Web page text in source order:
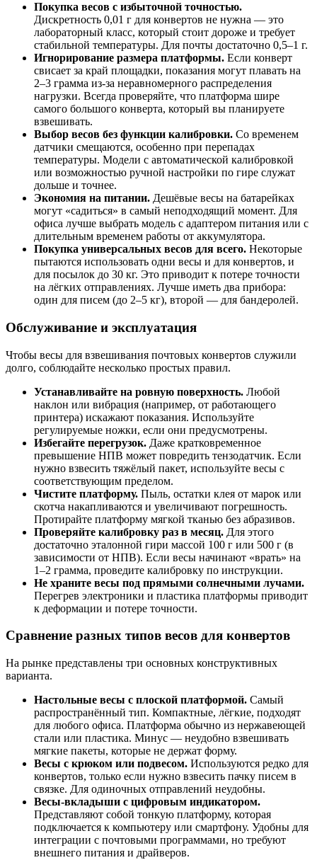
Покупка весов с избыточной точностью.
Дискретность 0,01 г для конвертов не нужна — это
лабораторный класс, который стоит дороже и требует
стабильной температуры. Для почты достаточно 0,5–1 г.
Игнорирование размера платформы. Если конверт
свисает за край площадки, показания могут плавать на
2–3 грамма из-за неравномерного распределения
нагрузки. Всегда проверяйте, что платформа шире
самого большого конверта, который вы планируете
взвешивать.
Выбор весов без функции калибровки. Со временем
датчики смещаются, особенно при перепадах
температуры. Модели с автоматической калибровкой
или возможностью ручной настройки по гире служат
дольше и точнее.
Экономия на питании. Дешёвые весы на батарейках
могут «садиться» в самый неподходящий момент. Для
офиса лучше выбрать модель с адаптером питания или с
длительным временем работы от аккумулятора.
Покупка универсальных весов для всего. Некоторые
пытаются использовать одни весы и для конвертов, и
для посылок до 30 кг. Это приводит к потере точности
на лёгких отправлениях. Лучше иметь два прибора:
один для писем (до 2–5 кг), второй — для бандеролей.
Обслуживание и эксплуатация
Чтобы весы для взвешивания почтовых конвертов служили
долго, соблюдайте несколько простых правил.
Устанавливайте на ровную поверхность. Любой
наклон или вибрация (например, от работающего
принтера) искажают показания. Используйте
регулируемые ножки, если они предусмотрены.
Избегайте перегрузок. Даже кратковременное
превышение НПВ может повредить тензодатчик. Если
нужно взвесить тяжёлый пакет, используйте весы с
соответствующим пределом.
Чистите платформу. Пыль, остатки клея от марок или
скотча накапливаются и увеличивают погрешность.
Протирайте платформу мягкой тканью без абразивов.
Проверяйте калибровку раз в месяц. Для этого
достаточно эталонной гири массой 100 г или 500 г (в
зависимости от НПВ). Если весы начинают «врать» на
1–2 грамма, проведите калибровку по инструкции.
Не храните весы под прямыми солнечными лучами.
Перегрев электроники и пластика платформы приводит
к деформации и потере точности.
Сравнение разных типов весов для конвертов
На рынке представлены три основных конструктивных
варианта.
Настольные весы с плоской платформой. Самый
распространённый тип. Компактные, лёгкие, подходят
для любого офиса. Платформа обычно из нержавеющей
стали или пластика. Минус — неудобно взвешивать
мягкие пакеты, которые не держат форму.
Весы с крюком или подвесом. Используются редко для
конвертов, только если нужно взвесить пачку писем в
связке. Для одиночных отправлений неудобны.
Весы-вкладыши с цифровым индикатором.
Представляют собой тонкую платформу, которая
подключается к компьютеру или смартфону. Удобны для
интеграции с почтовыми программами, но требуют
внешнего питания и драйверов.